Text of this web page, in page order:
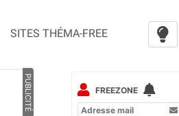
SITES THÉMA-FREE
PUBLICITÉ
FREEZONE